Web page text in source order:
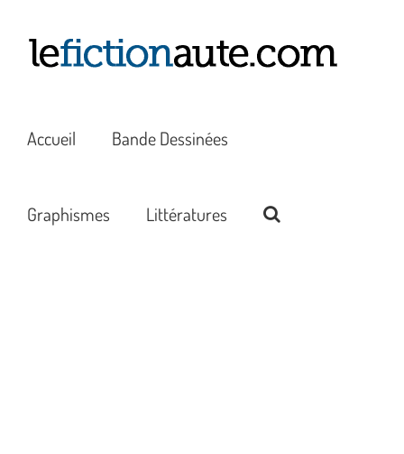
contenu
Accueil Bande Dessinées
Graphismes Littératures